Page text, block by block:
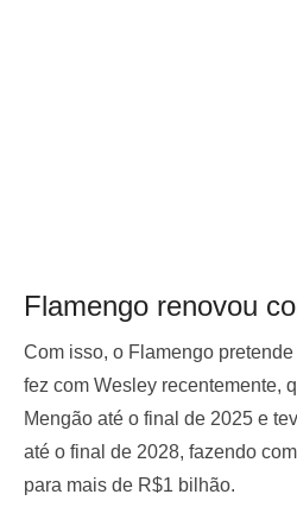
Flamengo renovou
Com isso, o Flamengo
fez com Wesley recentemente,
Mengão até o final de 2025 e
até o final de 2028, fazendo
para mais de R$1 bilhão.